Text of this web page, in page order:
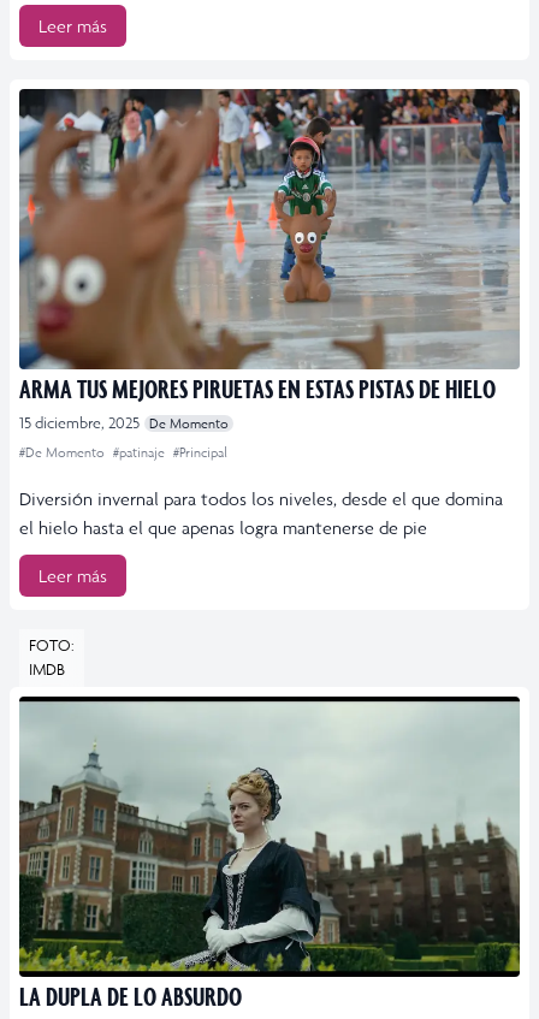
Leer más
ARMA TUS MEJORES PIRUETAS EN ESTAS PISTAS DE HIELO
15 diciembre, 2025 De Momento
#De Momento #patinaje #Principal
Diversión invernal para todos los niveles, desde el que domina
el hielo hasta el que apenas logra mantenerse de pie
Leer más
FOTO:
IMDB
LA DUPLA DE LO ABSURDO